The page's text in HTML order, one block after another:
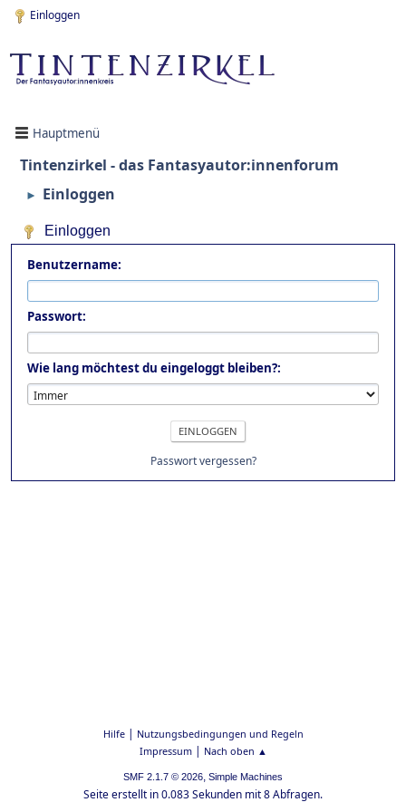
Einloggen
Hauptmenü
Tintenzirkel - das Fantasyautor:innenforum
► Einloggen
Einloggen
Benutzername:
Passwort:
Wie lang möchtest du eingeloggt bleiben?:
Passwort vergessen?
Hilfe| Nutzungsbedingungen und Regeln
Impressum| Nach oben ▲
SMF 2.1.7 © 2026, Simple Machines
Seite erstellt in 0.083 Sekunden mit 8 Abfragen.